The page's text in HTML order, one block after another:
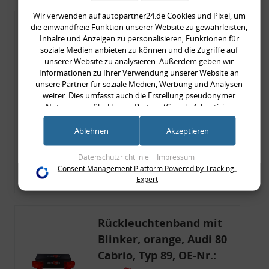
Rückleuchtenband mit
Blinker, rot, US-Ecken,
Audi 80 Cabrio, Typ 89,
OE-Nr.: 8G0945225 +
8G0945225C
999,99 €
999,99 € pro 1
inkl. gesetzl. MwSt., zzgl.
Merkzettel
Zum Artikel
Rückleuchtenband mit
Blinker, orange, Audi 80
Cabrio, Typ 89, OE-Nr.:
Wir verwenden auf autopartner24.de Cookies und Pixel, um
die einwandfreie Funktion unserer Website zu gewährleisten,
Inhalte und Anzeigen zu personalisieren, Funktionen für
soziale Medien anbieten zu können und die Zugriffe auf
unserer Website zu analysieren. Außerdem geben wir
Informationen zu Ihrer Verwendung unserer Website an
unsere Partner für soziale Medien, Werbung und Analysen
weiter. Dies umfasst auch die Erstellung pseudonymer
Nutzungsprofile. Unsere Partner (Google Advertising
Products) führen diese Informationen möglicherweise mit
weiteren Daten zusammen, die Sie ihnen bereitgestellt haben
im Rahmen Ihrer Nutzung der Dienste gesammelt haben
(bspw. Nutzungsdaten anderer Geräte). Ihre Einwilligung zur
Nutzung von Cookies und Pixeln können Sie jederzeit
widerrufen, indem Sie auf den Datenschutz-Button links
Zwecke der Datenverarbeitung durch unsere Partner:
Speichern von oder Zugriff auf Informationen auf einem Endgerät
Verwendung reduzierter Daten zur Auswahl von Werbeanzeigen
Datenschutzrichtlinie Impressum
Ablehnen Akzeptieren
Consent Management Platform Powered by Tracking-
Expert